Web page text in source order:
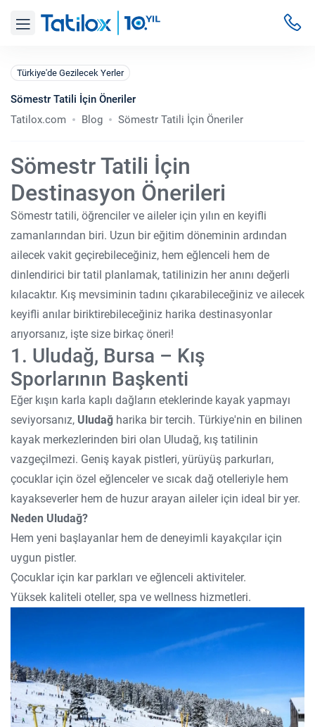
Türkiye'de Gezilecek Yerler
Sömestr Tatili İçin Öneriler
Tatilox.com
Blog Sömestr Tatili İçin Öneriler
Sömestr Tatili İçin
Destinasyon Önerileri
Sömestr tatili, öğrenciler ve aileler için yılın en keyifli
zamanlarından biri. Uzun bir eğitim döneminin ardından
ailecek vakit geçirebileceğiniz, hem eğlenceli hem de
dinlendirici bir tatil planlamak, tatilinizin her anını değerli
kılacaktır. Kış mevsiminin tadını çıkarabileceğiniz ve ailecek
keyifli anılar biriktirebileceğiniz harika destinasyonlar
arıyorsanız, işte size birkaç öneri!
1. Uludağ, Bursa – Kış
Sporlarının Başkenti
Eğer kışın karla kaplı dağların eteklerinde kayak yapmayı
seviyorsanız, Uludağ harika bir tercih. Türkiye'nin en bilinen
kayak merkezlerinden biri olan Uludağ, kış tatilinin
vazgeçilmezi. Geniş kayak pistleri, yürüyüş parkurları,
çocuklar için özel eğlenceler ve sıcak dağ otelleriyle hem
kayakseverler hem de huzur arayan aileler için ideal bir yer.
Neden Uludağ?
Hem yeni başlayanlar hem de deneyimli kayakçılar için
uygun pistler.
Çocuklar için kar parkları ve eğlenceli aktiviteler.
Yüksek kaliteli oteller, spa ve wellness hizmetleri.